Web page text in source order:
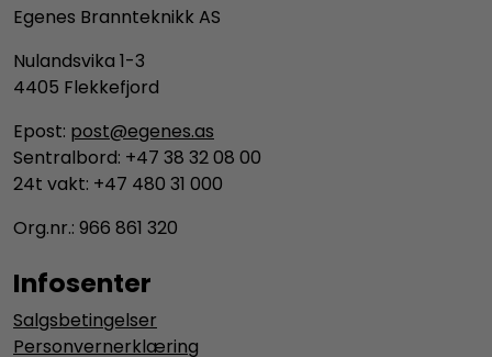
Egenes Brannteknikk AS
Nulandsvika 1-3
4405 Flekkefjord
Epost: post@egenes.as
Sentralbord: +47 38 32 08 00
24t vakt: +47 480 31 000
Org.nr.: 966 861 320
Infosenter
Salgsbetingelser
Personvernerklæring